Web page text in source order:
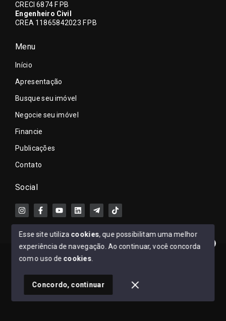
Clique aqui e fale comigo no WhatsApp.
CRECI 6874 F PB
Engenheiro Civil
CREA 11865842023 F PB
Menu
Início
Apresentação
Busque seu imóvel
Negocie seu imóvel
Financie
Publicações
Contato
Social
© Copyright 2026 - Ronaldo Lacerda - Todos os direitos
SITE PARA IMOBILIARIA
Esse site utiliza cookies, que possibilitam uma melhor
experiência de navegação. Ao continuar, você concorda
com o uso de cookies
Concordo, continuar